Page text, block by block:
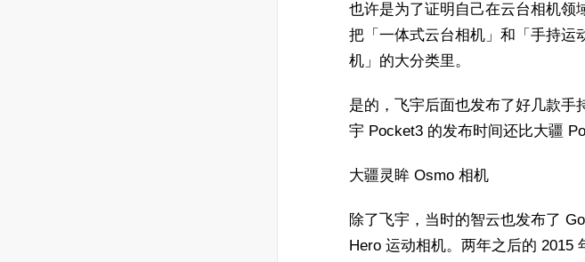
也许是为了证明自己在云台相机领
把「一体式云台相机」和「手持运
机」的大分类里。
是的，飞宇后面也发布了好几款手
宇 Pocket3 的发布时间还比大疆
大疆灵眸 Osmo 相机
除了飞宇，当时的智云也发布了
Hero 运动相机。两年之后的 2015